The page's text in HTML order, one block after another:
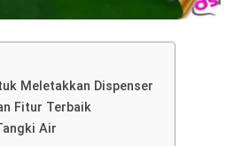
Meletakkan Dispenser
Fitur Terbaik
Air